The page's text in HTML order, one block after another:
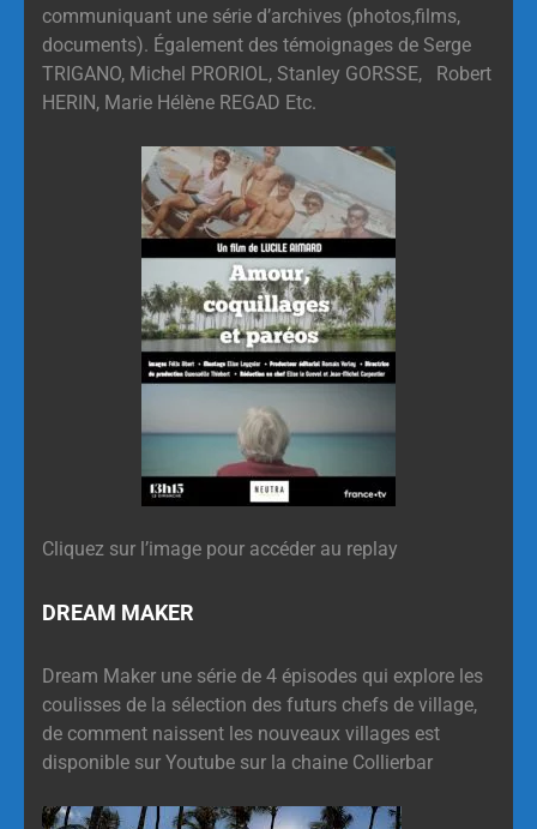
communiquant une série d’archives (photos,films,
documents). Également des témoignages de Serge
TRIGANO, Michel PRORIOL, Stanley GORSSE, Robert
HERIN, Marie Hélène REGAD Etc.
Cliquez sur l’image pour accéder au replay
DREAM MAKER
Dream Maker une série de 4 épisodes qui explore les
coulisses de la sélection des futurs chefs de village,
de comment naissent les nouveaux villages est
disponible sur Youtube sur la chaine Collierbar